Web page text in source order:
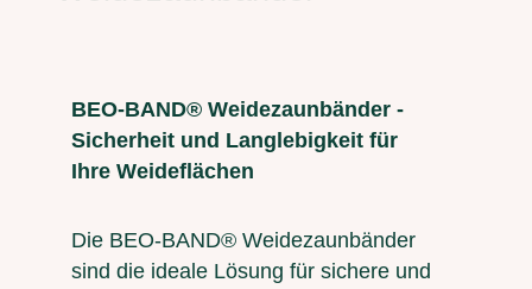
BEO-BAND® Weidezaunbänder -
Sicherheit und Langlebigkeit für
Ihre Weideflächen
Die BEO-BAND® Weidezaunbänder
sind die ideale Lösung für sichere und